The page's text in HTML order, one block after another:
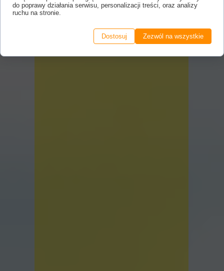
do poprawy działania serwisu, personalizacji treści, oraz analizy
ruchu na stronie.
Dostosuj Zezwól na wszystkie